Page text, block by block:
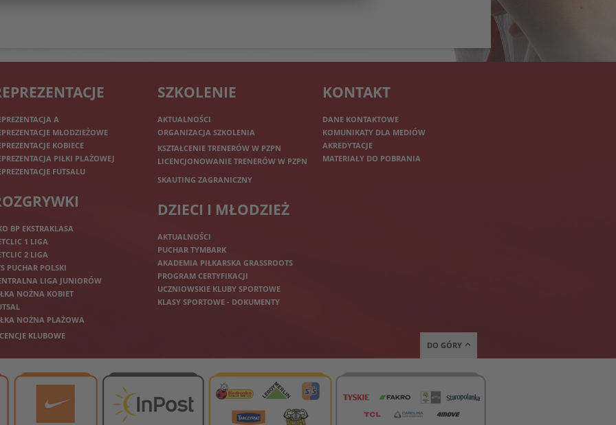
A
MŁODZIEŻOWE
KOBIECE
PIŁKI PLAŻOWEJ
FUTSALU
BP EKSTRAKLASA
1 LIGA
2 LIGA
PUCHAR POLSKI
LIGA JUNIORÓW
NOŻNA KOBIET
NOŻNA PLAŻOWA
KLUBOWE
SZKOLENIE
AKTUALNOŚCI
ORGANIZACJA SZKOLENIA
KSZTAŁCENIE TRENERÓW W PZPN
LICENCJONOWANIE TRENERÓW W PZPN
SKAUTING ZAGRANICZNY
DZIECI I MŁODZIEŻ
AKTUALNOŚCI
PUCHAR TYMBARK
AKADEMIA PIŁKARSKA GRASSROOTS
PROGRAM CERTYFIKACJI
UCZNIOWSKIE KLUBY SPORTOWE
KLASY SPORTOWE - DOKUMENTY
KONTAKT
DANE KONTAKTOWE
KOMUNIKATY DLA MEDIÓW
AKREDYTACJE
MATERIAŁY DO POBRANIA
DO GÓRY